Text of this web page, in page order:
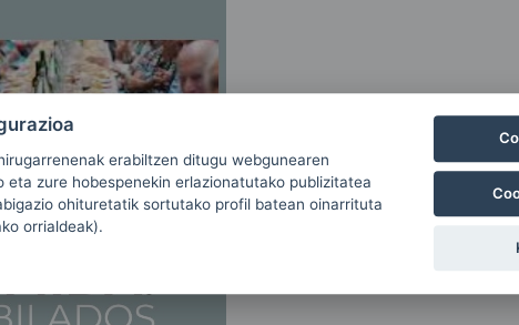
erabiltzen ditugu webgunearen
eta zure hobespenekin erlazionatutako publizitatea
ohituretatik sortutako profil batean oinarrituta
orrialdeak).